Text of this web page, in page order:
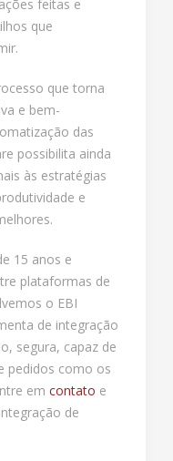
feitas e
que
que torna
e bem-
das
possibilita ainda
às estratégias
e
15 anos e
plataformas de
o EBI
de integração
segura, capaz de
pedidos como os
em contato e
de